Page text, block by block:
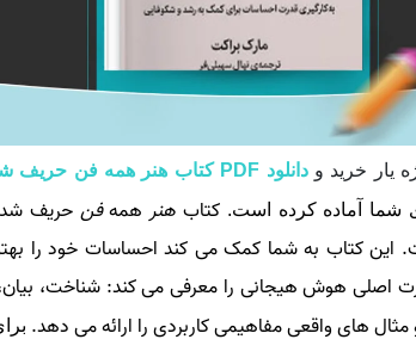
یار خرید ودانلود PDF کتاب هنر همه فن حریف شدن در احساسات مارک براکت پی دی اف
شما آماده کرده است.کتاب هنرهمه‌فن‌ حریف
این کتاب به شما کمک می‌ کند احساسات خود را بهتر
اصلی هوش هیجانی را معرفی می‌ کند: شناخت، بیان،
مثال‌ های واقعی مفاهیمی کاربردی را ارائه می‌ دهد.